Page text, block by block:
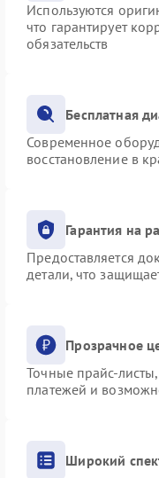
Используются
что гарантирует
обязательств
Бесплатная
Современное
восстановление в
Гарантия на
Предоставляется
детали, что
Прозрачное
Точные прайс-
платежей и
Широкий